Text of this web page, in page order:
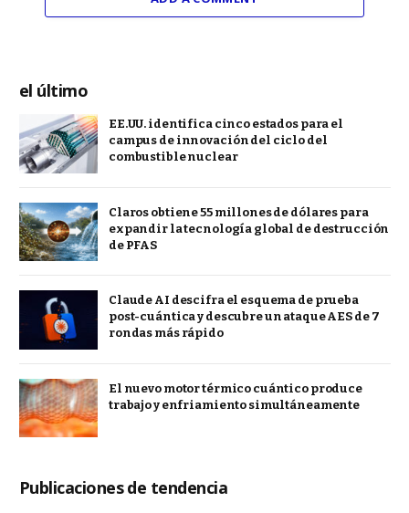
el último
EE.UU. identifica cinco estados para el
campus de innovación del ciclo del
combustible nuclear
Claros obtiene 55 millones de dólares para
expandir la tecnología global de destrucción
de PFAS
Claude AI descifra el esquema de prueba
post-cuántica y descubre un ataque AES de 7
rondas más rápido
El nuevo motor térmico cuántico produce
trabajo y enfriamiento simultáneamente
Publicaciones de tendencia